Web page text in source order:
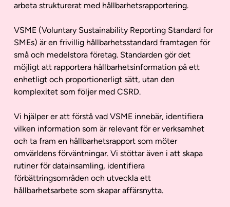
arbeta strukturerat med hållbarhetsrapportering.
VSME (Voluntary Sustainability Reporting Standard for
SMEs) är en frivillig hållbarhetsstandard framtagen för
små och medelstora företag. Standarden gör det
möjligt att rapportera hållbarhetsinformation på ett
enhetligt och proportionerligt sätt, utan den
komplexitet som följer med CSRD.
Vi hjälper er att förstå vad VSME innebär, identifiera
vilken information som är relevant för er verksamhet
och ta fram en hållbarhetsrapport som möter
omvärldens förväntningar. Vi stöttar även i att skapa
rutiner för datainsamling, identifiera
förbättringsområden och utveckla ett
hållbarhetsarbete som skapar affärsnytta.